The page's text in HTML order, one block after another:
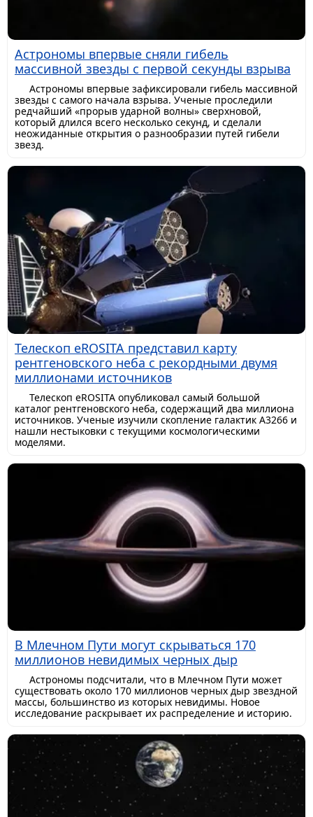
Астрономы впервые сняли гибель
массивной звезды с первой секунды взрыва
Астрономы впервые зафиксировали гибель массивной
звезды с самого начала взрыва. Ученые проследили
редчайший «прорыв ударной волны» сверхновой,
который длился всего несколько секунд, и сделали
неожиданные открытия о разнообразии путей гибели
звезд.
Телескоп eROSITA представил карту
рентгеновского неба с рекордными двумя
миллионами источников
Телескоп eROSITA опубликовал самый большой
каталог рентгеновского неба, содержащий два миллиона
источников. Ученые изучили скопление галактик A3266 и
нашли нестыковки с текущими космологическими
моделями.
В Млечном Пути могут скрываться 170
миллионов невидимых черных дыр
Астрономы подсчитали, что в Млечном Пути может
существовать около 170 миллионов черных дыр звездной
массы, большинство из которых невидимы. Новое
исследование раскрывает их распределение и историю.